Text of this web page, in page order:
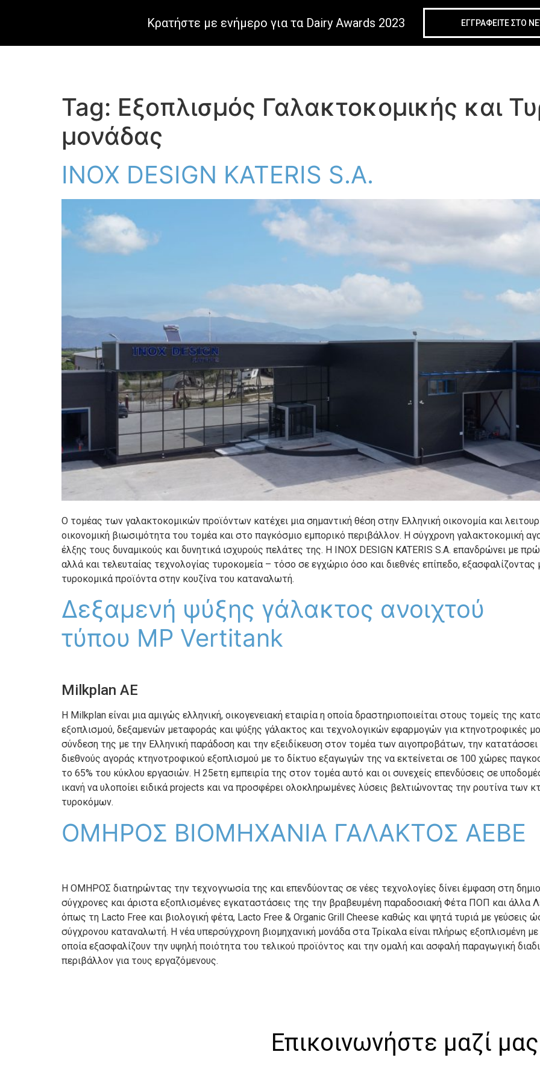
Κρατήστε με ενήμερο για τα Dairy Awards 2023 ΕΓΓΡΑΦΕIΤΕ ΣΤΟ
Tag: Εξοπλισμός Γαλακτοκομικής και
μονάδας
INOX DESIGN KATERIS S.A.
Ο τομέας των γαλακτοκομικών προϊόντων κατέχει μια σημαντική θέση στην Ελληνική οικονομία και
οικονομική βιωσιμότητα του τομέα και στο παγκόσμιο εμπορικό περιβάλλον. Η σύγχρονη γαλακτοκομική
έλξης τους δυναμικούς και δυνητικά ισχυρούς πελάτες της. Η INOX DESIGN KATERIS S.A. επανδρώνει με
αλλά και τελευταίας τεχνολογίας τυροκομεία – τόσο σε εγχώριο όσο και διεθνές επίπεδο,
τυροκομικά προϊόντα στην κουζίνα του καταναλωτή.
Δεξαμενή ψύξης γάλακτος ανοιχτού
τύπου MP Vertitank
Milkplan ΑΕ
Η Milkplan είναι μια αμιγώς ελληνική, οικογενειακή εταιρία η οποία δραστηριοποιείται στους τομείς της
εξοπλισμού, δεξαμενών μεταφοράς και ψύξης γάλακτος και τεχνολογικών εφαρμογών για κτηνοτροφικές
σύνδεση της με την Ελληνική παράδοση και την εξειδίκευση στον τομέα των αιγοπροβάτων, την
διεθνούς αγοράς κτηνοτροφικού εξοπλισμού με το δίκτυο εξαγωγών της να εκτείνεται σε 100 χώρες
το 65% του κύκλου εργασιών. Η 25ετη εμπειρία της στον τομέα αυτό και οι συνεχείς επενδύσεις σε
ικανή να υλοποίει ειδικά projects και να προσφέρει ολοκληρωμένες λύσεις βελτιώνοντας την ρουτίνα
τυροκόμων.
ΟΜΗΡΟΣ ΒΙΟΜΗΧΑΝΙΑ ΓΑΛΑΚΤΟΣ ΑΕΒΕ
Η ΟΜΗΡΟΣ διατηρώντας την τεχνογνωσία της και επενδύοντας σε νέες τεχνολογίες δίνει έμφαση στη
σύγχρονες και άριστα εξοπλισμένες εγκαταστάσεις της την βραβευμένη παραδοσιακή Φέτα ΠΟΠ και άλλα
όπως τη Lacto Free και βιολογική φέτα, Lacto Free & Organic Grill Cheese καθώς και ψητά τυριά με γεύσεις
σύγχρονου καταναλωτή. Η νέα υπερσύγχρονη βιομηχανική μονάδα στα Τρίκαλα είναι πλήρως εξοπλισμένη
οποία εξασφαλίζουν την υψηλή ποιότητα του τελικού προϊόντος και την ομαλή και ασφαλή παραγωγική
περιβάλλον για τους εργαζόμενους.
Επικοινωνήστε μαζί μας